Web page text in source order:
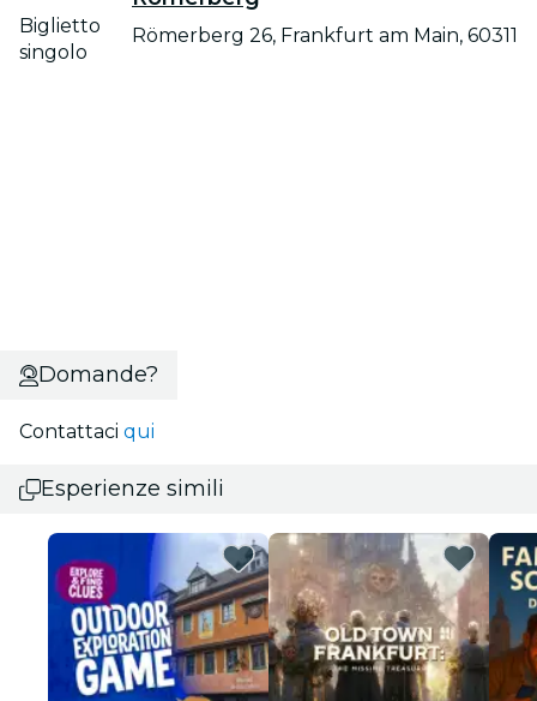
Biglietto
singolo
Römerberg 26, Frankfurt am Main, 60311
Domande?
Contattaci qui
Esperienze simili